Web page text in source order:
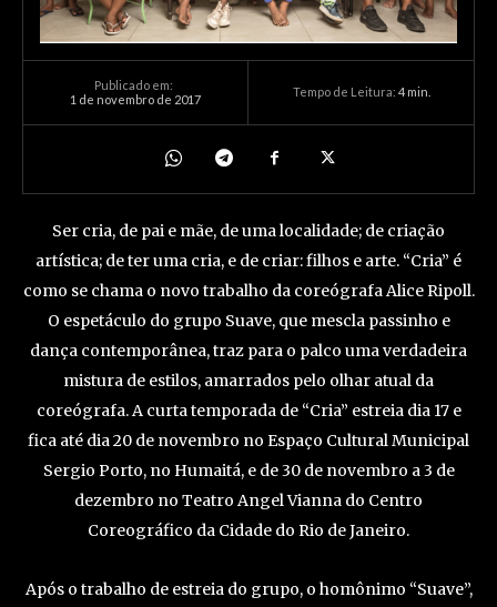
Publicado em:
1 de novembro de 2017
Tempo de Leitura: 4min.
Ser cria, de pai e mãe, de uma localidade; de criação
artística; de ter uma cria, e de criar: filhos e arte. “Cria” é
como se chama o novo trabalho da coreógrafa Alice Ripoll.
O espetáculo do grupo Suave, que mescla passinho e
dança contemporânea, traz para o palco uma verdadeira
mistura de estilos, amarrados pelo olhar atual da
coreógrafa. A curta temporada de “Cria” estreia dia 17 e
fica até dia 20 de novembro no Espaço Cultural Municipal
Sergio Porto, no Humaitá, e de 30 de novembro a 3 de
dezembro no Teatro Angel Vianna do Centro
Coreográfico da Cidade do Rio de Janeiro.
Após o trabalho de estreia do grupo, o homônimo “Suave”,